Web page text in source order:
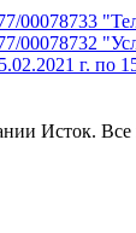
г. по
Исток.